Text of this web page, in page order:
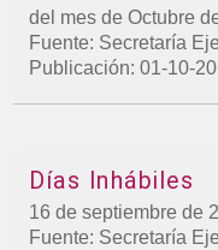
del mes de Octubre
Fuente: Secretaría
Publicación: 01-10-
Días Inhábiles
16 de septiembre de
Fuente: Secretaría